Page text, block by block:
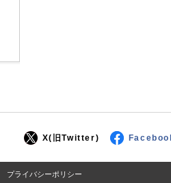
X(旧Twitter)
プライバシーポリシー